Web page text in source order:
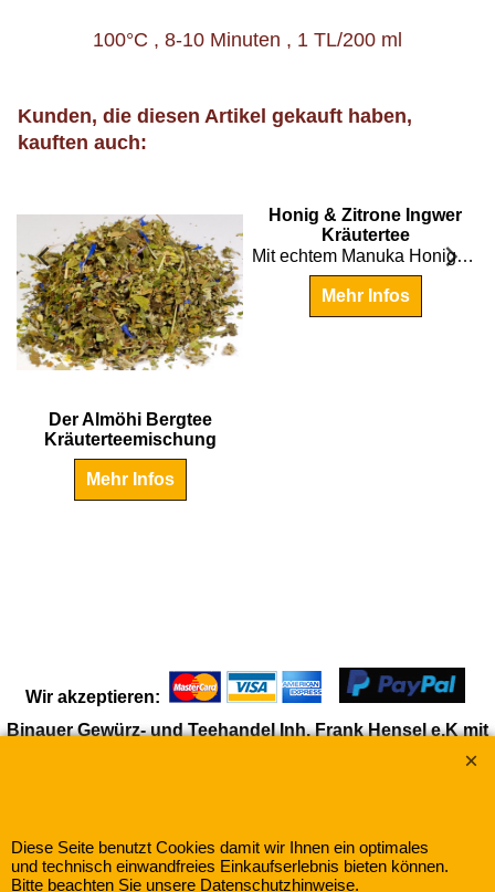
100°C , 8-10 Minuten , 1 TL/200 ml
Kunden, die diesen Artikel gekauft haben,
kauften auch:
€4.30
Der Almöhi Bergtee
Kräuterteemischung
€4.45
Honig & Zitrone Ingwer
Kräutertee
Wir akzeptieren:
Binauer Gewürz- und Teehandel Inh. Frank Hensel e.K mit
Software.
Diese Seite benutzt Cookies damit wir Ihnen ein optimales
und technisch einwandfreies Einkaufserlebnis bieten können.
Bitte beachten Sie unsere Datenschutzhinweise.